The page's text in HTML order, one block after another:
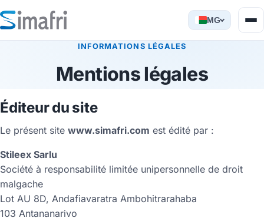
MG
INFORMATIONS LÉGALES
Mentions légales
Éditeur du site
Le présent site www.simafri.com est édité par :
Stileex Sarlu
Société à responsabilité limitée unipersonnelle de droit
malgache
Lot AU 8D, Andafiavaratra Ambohitrarahaba
103 Antananarivo